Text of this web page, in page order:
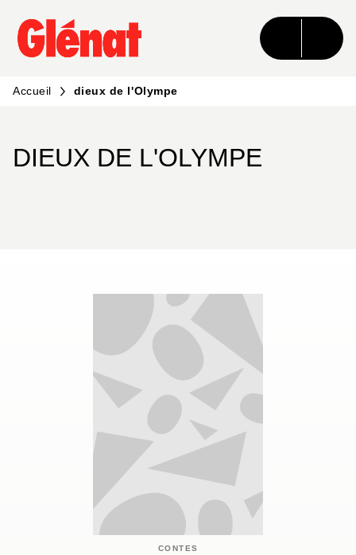
MENU RECHERCHE CONTENU
PIED DE PAGE
Accueil dieux de l'Olympe
DIEUX DE L'OLYMPE
CONTES